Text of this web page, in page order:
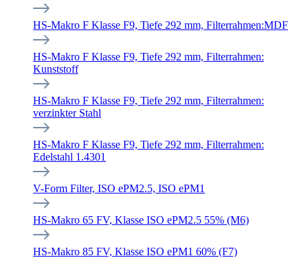
HS-Makro F Klasse F9, Tiefe 292 mm, Filterrahmen:MDF
HS-Makro F Klasse F9, Tiefe 292 mm, Filterrahmen:
Kunststoff
HS-Makro F Klasse F9, Tiefe 292 mm, Filterrahmen:
verzinkter Stahl
HS-Makro F Klasse F9, Tiefe 292 mm, Filterrahmen:
Edelstahl 1.4301
V-Form Filter, ISO ePM2.5, ISO ePM1
HS-Makro 65 FV, Klasse ISO ePM2.5 55% (M6)
HS-Makro 85 FV, Klasse ISO ePM1 60% (F7)